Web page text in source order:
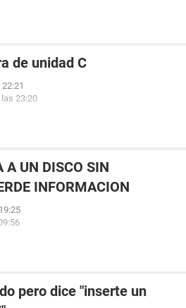
de unidad C
23:20
A UN DISCO SIN
INFORMACION
pero dice "inserte un